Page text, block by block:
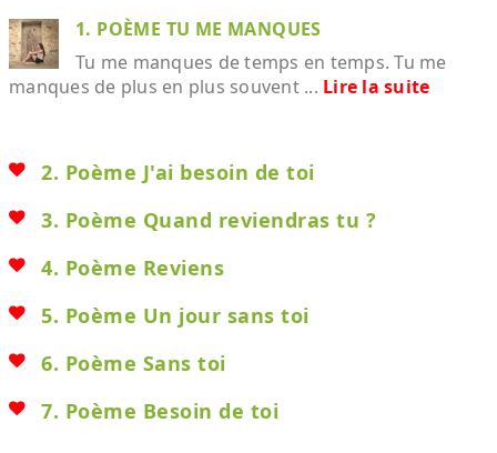
1. POÈME TU ME MANQUES
Tu me manques de temps en temps. Tu me
manques de plus en plus souvent ... Lire la suite
2. Poème J'ai besoin de toi
3. Poème Quand reviendras tu ?
4. Poème Reviens
5. Poème Un jour sans toi
6. Poème Sans toi
7. Poème Besoin de toi